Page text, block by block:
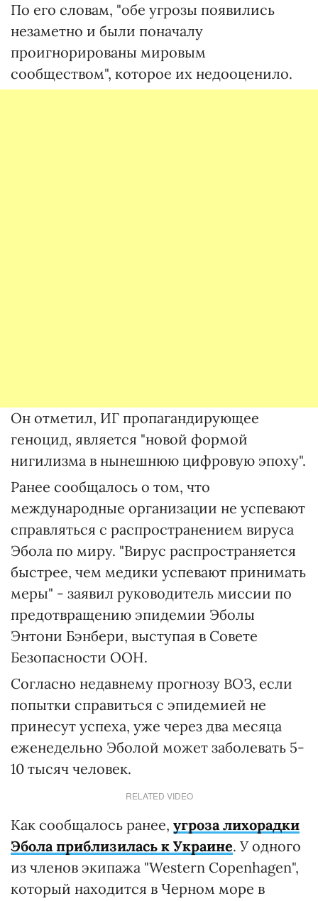
По его словам, "обе угрозы появились
незаметно и были поначалу
проигнорированы мировым
сообществом", которое их недооценило.
Он отметил, ИГ пропагандирующее
геноцид, является "новой формой
нигилизма в нынешнюю цифровую эпоху".
Ранее сообщалось о том, что
международные организации не успевают
справляться с распространением вируса
Эбола по миру. "Вирус распространяется
быстрее, чем медики успевают принимать
меры" - заявил руководитель миссии по
предотвращению эпидемии Эболы
Энтони Бэнбери, выступая в Совете
Безопасности ООН.
Согласно недавнему прогнозу ВОЗ, если
попытки справиться с эпидемией не
принесут успеха, уже через два месяца
еженедельно Эболой может заболевать 5-
10 тысяч человек.
RELATED VIDEO
Как сообщалось ранее, угроза лихорадки
Эбола приблизилась к Украине. У одного
из членов экипажа "Western Copenhagen",
который находится в Черном море в